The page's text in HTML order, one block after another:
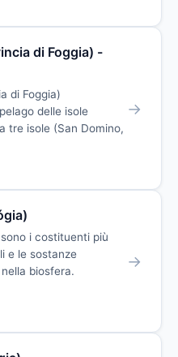
di Foggia) -
di Foggia)
delle isole
tre isole (San Domino,
→
i costituenti più
e le sostanze
biosfera.
→